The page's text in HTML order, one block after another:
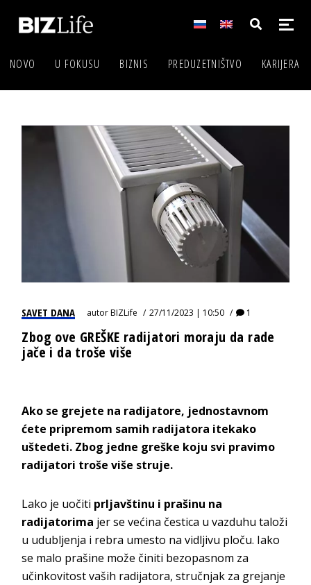
NOVO U FOKUSU BIZNIS PREDUZETNIŠTVO KARIJERA
SAVET DANA autorBIZLife 27/11/2023 | 10:50 1
Zbog ove GREŠKE radijatori moraju da rade
jače i da troše više
Ako se grejete na radijatore, jednostavnom
ćete pripremom samih radijatora itekako
uštedeti. Zbog jedne greške koju svi pravimo
radijatori troše više struje.
Lako je uočiti prljavštinu i prašinu na
radijatorima jer se većina čestica u vazduhu taloži
u udubljenja i rebra umesto na vidljivu ploču. Iako
se malo prašine može činiti bezopasnom za
učinkovitost vaših radijatora, stručnjak za grejanje